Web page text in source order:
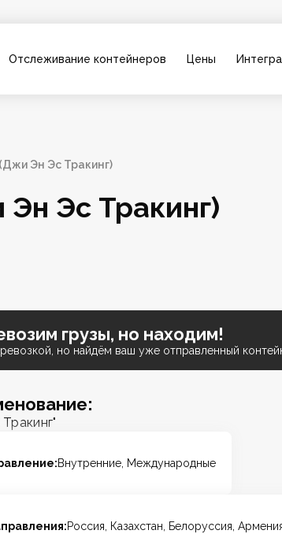
Отслеживание контейнеров Цены
Эн Эс Тракинг)
Эс Тракинг)
грузы, но находим!
но найдём ваш уже отправленный
Внутренние, Международные
Россия, Казахстан, Белоруссия,